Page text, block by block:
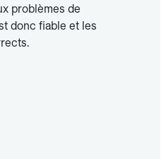
problèmes de
donc fiable et les